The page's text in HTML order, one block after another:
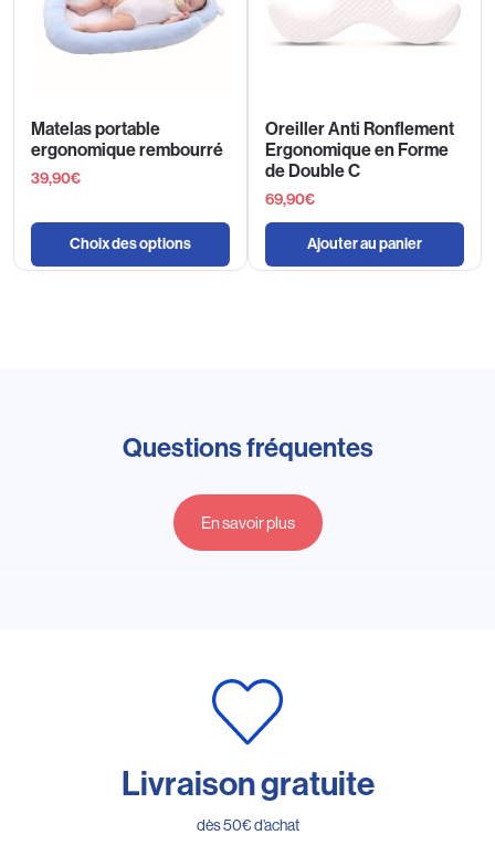
Matelas portable
ergonomique rembourré
39,90€
Choix des options
Oreiller Anti Ronflement
Ergonomique en Forme
de Double C
69,90€
Ajouter au panier
Questions fréquentes
En savoir plus
Livraison gratuite
dès 50€ d’achat